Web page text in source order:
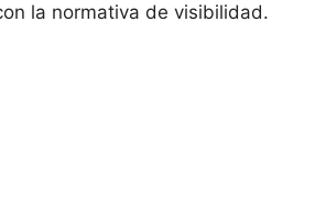
la normativa de visibilidad.